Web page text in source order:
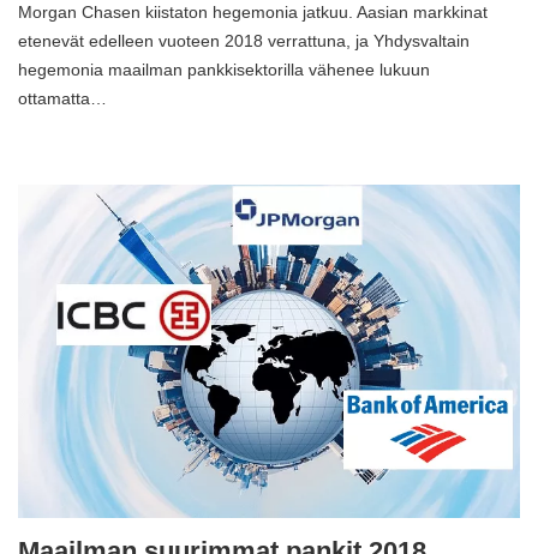
Morgan Chasen kiistaton hegemonia jatkuu. Aasian markkinat
etenevät edelleen vuoteen 2018 verrattuna, ja Yhdysvaltain
hegemonia maailman pankkisektorilla vähenee lukuun
ottamatta…